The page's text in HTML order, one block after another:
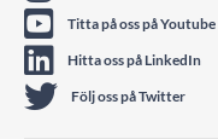
Titta på oss på Youtube
Hitta oss på LinkedIn
Följ oss på Twitter